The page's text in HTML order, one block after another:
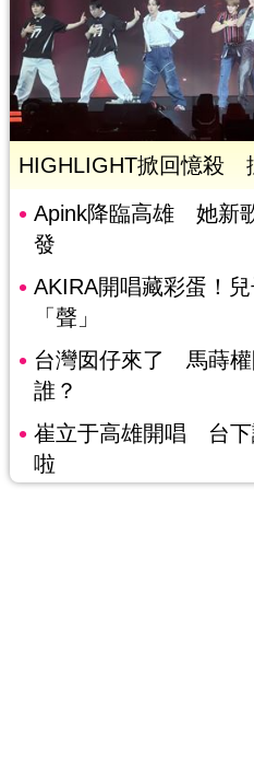
HIGHLIGHT掀回憶殺
Apink降臨高雄 她新
發
AKIRA開唱藏彩蛋！
「聲」
台灣囡仔來了 馬蒔權
誰？
崔立于高雄開唱 台下
啦